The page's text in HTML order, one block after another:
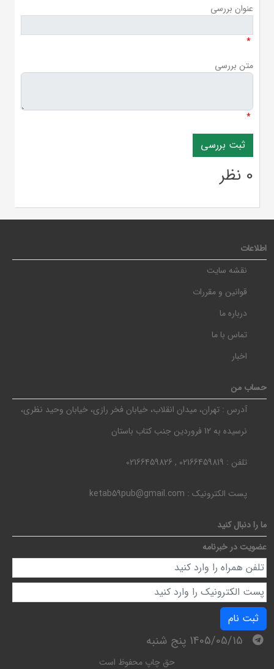
عنوان بررسی
*
متن بررسی
*
0 نظر
اطلاعات
نقشه سایت
قوانین و مقررات
درباره ما
تماس با ما
اخبار
حساب من
آدرس : تهران، میدان انقلاب، خیابان فخر رازی، خیابان وحید نظری،
نرسیده به 12 فروردین جنب کتاب باستان
تلفن : 02166459819 , 02166459826
پست الکترونیک : ketab59pub@gmail.com
ما را دنبال کنید
عضویت در خبرنامه
ثبت نام
1405/05/15 پنج شنبه
حق چاپ محفوظ است